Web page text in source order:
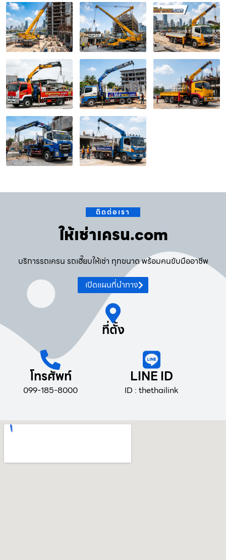
ติดต่อเรา
ให้เช่าเครน.com
บริการรถเครน รถเฮี๊ยบให้เช่า ทุกขนาด พร้อมคนขับมืออาชีพ
เปิดแผนที่นำทาง
ที่ตั้ง
โทรศัพท์
099-185-8000
LINE ID
ID : thethailink